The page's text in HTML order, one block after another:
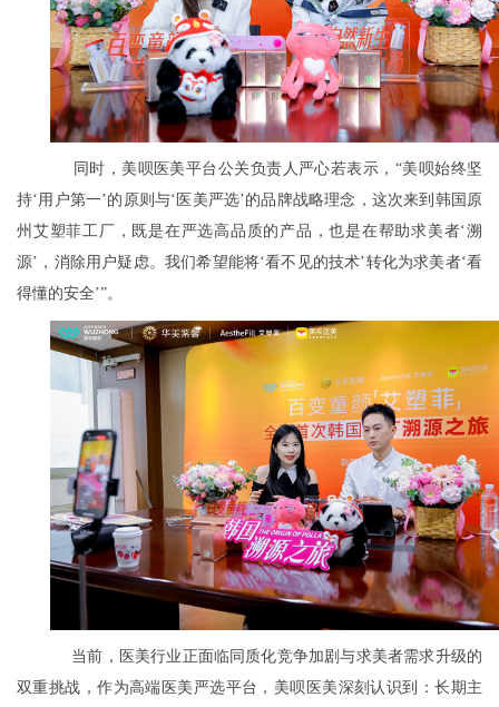
同时，美呗医美平台公关负责人严心若表示，“美呗始终坚
持‘用户第一’的原则与‘医美严选’的品牌战略理念，这次来到韩国原
州艾塑菲工厂，既是在严选高品质的产品，也是在帮助求美者‘溯
源’，消除用户疑虑。我们希望能将‘看不见的技术’转化为求美者‘看
得懂的安全’”。
当前，医美行业正面临同质化竞争加剧与求美者需求升级的
双重挑战，作为高端医美严选平台，美呗医美深刻认识到：长期主